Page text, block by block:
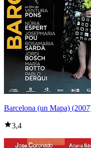
Barcelona (un Mapa)
3,4